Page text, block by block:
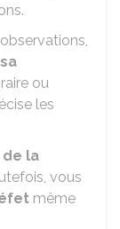
ou
les
de la
vous
même